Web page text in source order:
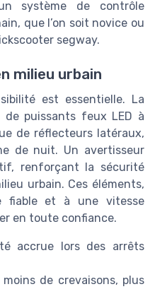
système de contrôle
que l’on soit novice ou
segway.
milieu urbain
est essentielle. La
puissants feux LED à
de réflecteurs latéraux,
de nuit. Un avertisseur
renforçant la sécurité
urbain. Ces éléments,
fiable et à une vitesse
en toute confiance.
accrue lors des arrêts
moins de crevaisons, plus